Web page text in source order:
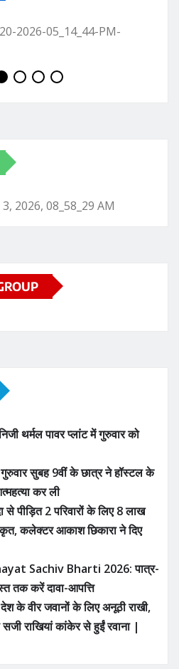
थर्मल पावर प्लांट में गुरुवार को
सुबह 9वीं के छात्र ने हॉस्टल के
कर ली
पीड़ित 2 परिवारों के लिए 8 लाख
कलेक्टर आकाश छिकारा ने दिए
Sachiv Bharti 2026: पात्र-
तक करें दावा-आपत्ति
के वीर जवानों के लिए अनूठी राखी,
राखियां कांकेर से हुईं रवाना |